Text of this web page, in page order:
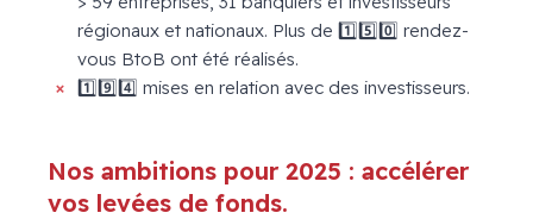
régionaux et nationaux. Plus de 1️⃣5️⃣0️⃣ rendez-
vous BtoB ont été réalisés.
1️⃣9️⃣4️⃣ mises en relation avec des investisseurs.
Nos ambitions pour 2025 : accélérer
vos levées de fonds.